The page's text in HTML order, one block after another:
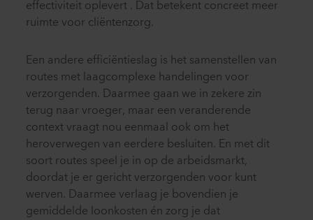
effectiviteit oplevert . Dat betekent concreet meer
ruimte voor cliëntenzorg.
Een andere efficiëntieslag is het samenstellen van
routes met laagcomplexe handelingen voor
verzorgenden. Daarmee gaan we in zekere zin
terug naar vroeger, maar een veranderende
context vraagt nou eenmaal ook om het
heroverwegen van eerdere besluiten. En met dit
soort routes speel je in op de arbeidsmarkt,
doordat je er gericht verzorgenden voor kunt
werven. Daarmee verlaag je bovendien je
gemiddelde loonkosten én zorg je dat